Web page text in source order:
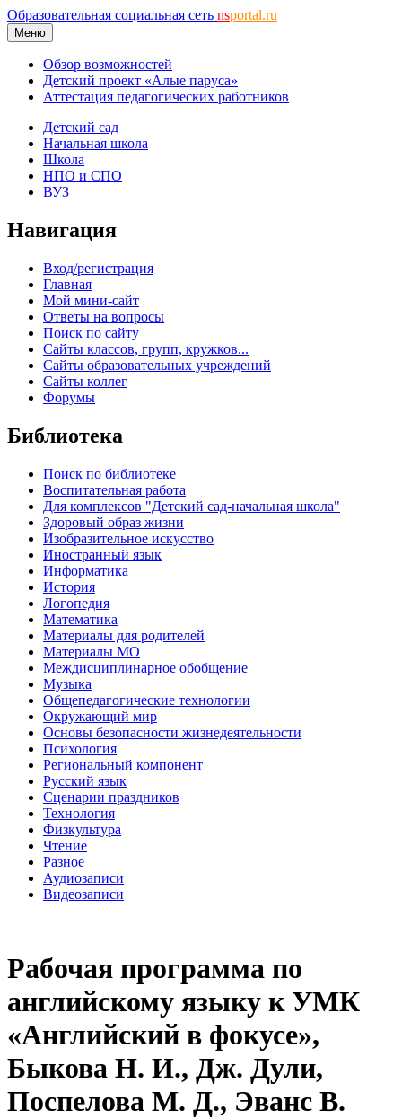
Образовательная социальная сеть nsportal.ru
Меню
Обзор возможностей
Детский проект «Алые паруса»
Аттестация педагогических работников
Детский сад
Начальная школа
Школа
НПО и СПО
ВУЗ
Навигация
Вход/регистрация
Главная
Мой мини-сайт
Ответы на вопросы
Поиск по сайту
Сайты классов, групп, кружков...
Сайты образовательных учреждений
Сайты коллег
Форумы
Библиотека
Поиск по библиотеке
Воспитательная работа
Для комплексов "Детский сад-начальная школа"
Здоровый образ жизни
Изобразительное искусство
Иностранный язык
Информатика
История
Логопедия
Математика
Материалы для родителей
Материалы МО
Междисциплинарное обобщение
Музыка
Общепедагогические технологии
Окружающий мир
Основы безопасности жизнедеятельности
Психология
Региональный компонент
Русский язык
Сценарии праздников
Технология
Физкультура
Чтение
Разное
Аудиозаписи
Видеозаписи
Рабочая программа по
английскому языку к УМК
«Английский в фокусе»,
Быкова Н. И., Дж. Дули,
Поспелова М. Д., Эванс В.